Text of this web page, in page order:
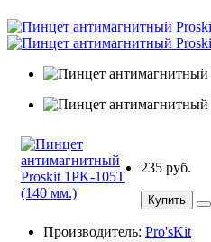
235 руб.
Купить
Производитель: Pro'sKit